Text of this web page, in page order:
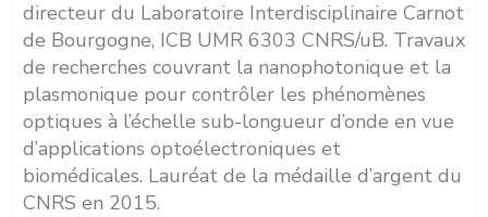
directeur du Laboratoire Interdisciplinaire Carnot
de Bourgogne, ICB UMR 6303 CNRS/uB. Travaux
de recherches couvrant la nanophotonique et la
plasmonique pour contrôler les phénomènes
optiques à l’échelle sub-longueur d’onde en vue
d’applications optoélectroniques et
biomédicales. Lauréat de la médaille d’argent du
CNRS en 2015.